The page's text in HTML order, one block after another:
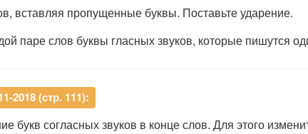
вставляя пропущенные буквы. Поставьте ударение.
паре слов буквы гласных звуков, которые пишутся
2018 (стр. 111):
букв согласных звуков в конце слов. Для этого